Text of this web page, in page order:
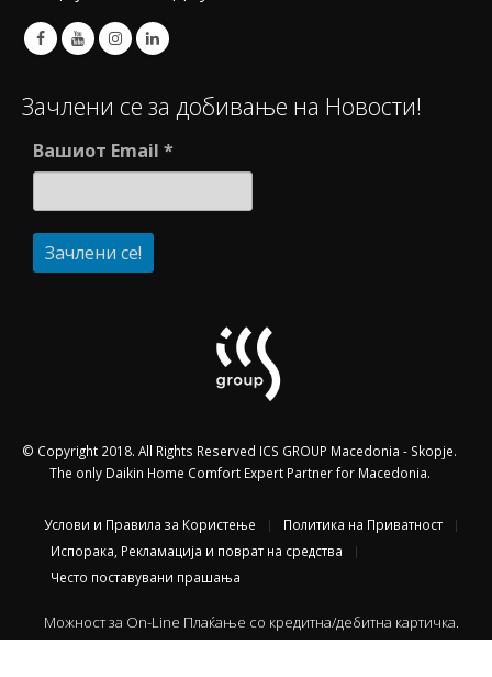
The only Daikin Home Comfort Expert Partner for Macedonia.
Испорака, Рекламација и поврат на средства
Често поставувани прашања